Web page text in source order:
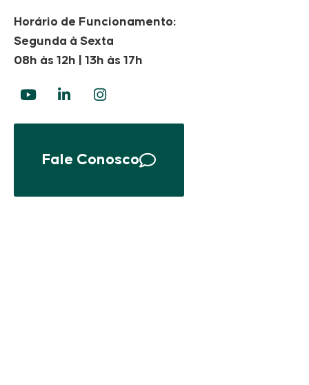
Horário de Funcionamento:
Segunda à Sexta
08h às 12h | 13h às 17h
Fale Conosco